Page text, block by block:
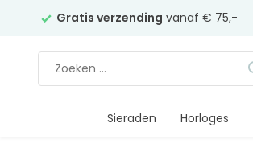
Gratis verzending vanaf € 75,-
Sieraden Horloges